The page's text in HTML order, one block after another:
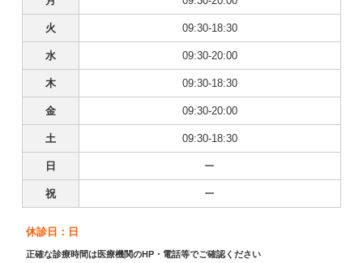
火 09:30-18:30
水 09:30-20:00
木 09:30-18:30
金 09:30-20:00
土 09:30-18:30
日 ー
祝 ー
休診日：日
正確な診療時間は医療機関のHP・電話等でご確認ください